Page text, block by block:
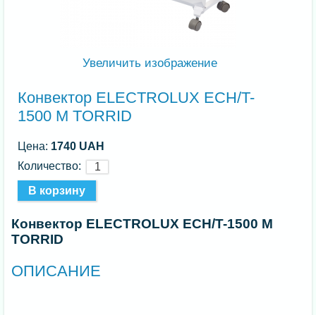
Увеличить изображение
Конвектор ELECTROLUX ECH/T-
1500 M TORRID
Цена: 1740 UAH
Количество:
Конвектор ELECTROLUX ECH/T-1500 M
TORRID
ОПИСАНИЕ